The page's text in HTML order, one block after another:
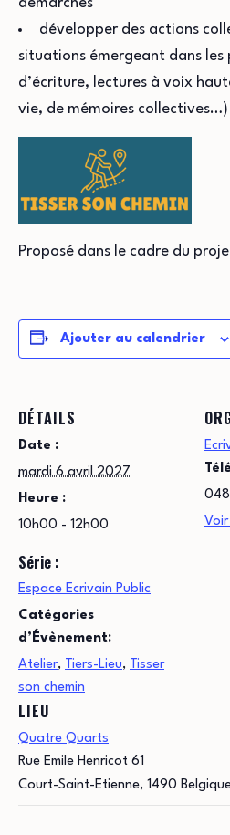
démarches
développer des actions
situations émergeant dans les
d’écriture, lectures à voix
vie, de mémoires collectives…)
Proposé dans le cadre du
Ajouter au calendrier
DÉTAILS
Date :
mardi 6 avril 2027
Heure :
10h00 - 12h00
Série :
Espace Ecrivain Public
Catégories
d’Évènement:
Atelier, Tiers-Lieu, Tisser
son chemin
LIEU
Quatre Quarts
Rue Emile Henricot 61
Court-Saint-Etienne, 1490